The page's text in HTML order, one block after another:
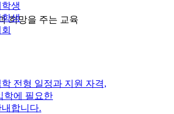
생
생
희망을 주는 교육
전형 일정과 지원 자격,
학에 필요한
합니다.